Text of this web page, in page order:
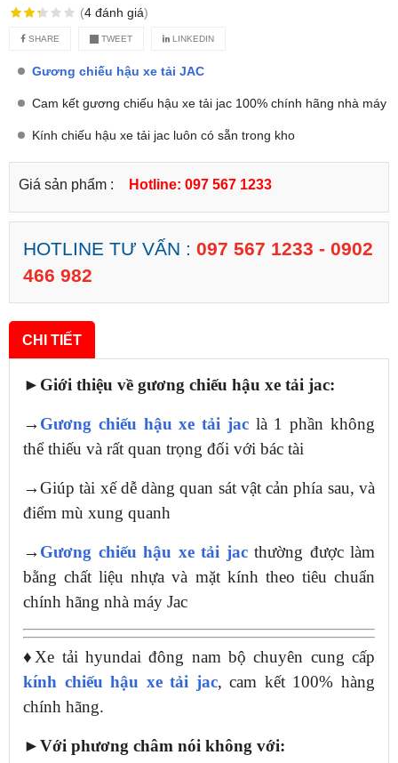
(4 đánh giá)
SHARE TWEET LINKEDIN
Gương chiếu hậu xe tải JAC
Cam kết gương chiếu hậu xe tải jac 100% chính hãng nhà máy
Kính chiếu hậu xe tải jac luôn có sẵn trong kho
Giá sản phẩm : Hotline: 097 567 1233
HOTLINE TƯ VẤN : 097 567 1233 - 0902
466 982
CHI TIẾT
►Giới thiệu về gương chiếu hậu xe tải jac:
→ Gương chiếu hậu xe tải jaclà 1 phần không
thể thiếu và rất quan trọng đối với bác tài
→Giúp tài xế dễ dàng quan sát vật cản phía sau, và
điểm mù xung quanh
→ Gương chiếu hậu xe tải jacthường được làm
bằng chất liệu nhựa và mặt kính theo tiêu chuẩn
chính hãng nhà máy Jac
♦Xe tải hyundai đông nam bộ chuyên cung cấp
kính chiếu hậu xe tải jac, cam kết 100% hàng
chính hãng.
►Với phương châm nói không với: